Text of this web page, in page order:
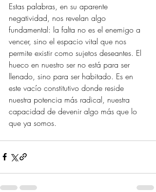
Estas palabras, en su aparente
negatividad, nos revelan algo
fundamental: la falta no es el enemigo a
vencer, sino el espacio vital que nos
permite existir como sujetos deseantes. El
hueco en nuestro ser no está para ser
llenado, sino para ser habitado. Es en
este vacío constitutivo donde reside
nuestra potencia más radical, nuestra
capacidad de devenir algo más que lo
que ya somos.